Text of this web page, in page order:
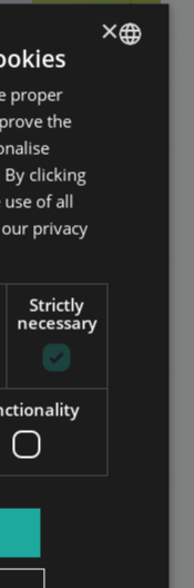
LISZT FERENC TÉR
قيمة الإيجارHUF
إضافة إلى القائمة
HUF
ENGLISH
HUNGARIAN
GERMAN
FRENCH
ITALIAN
SPANISH
RUSSIAN
ARABIC
×
proper
the
clicking
of all
privacy
Strictly
necessary